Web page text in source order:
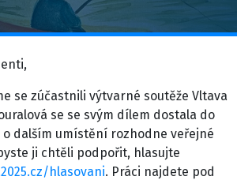
se zúčastnili výtvarné soutěže Vltava
se se svým dílem dostala do
dalším umístění rozhodne veřejné
ji chtěli podpořit, hlasujte
hlasovani. Práci najdete pod